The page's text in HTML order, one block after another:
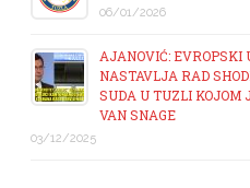
06/01/2026
AJANOVIĆ: EVROPSKI
NASTAVLJA RAD
SUDA U TUZLI KOJOM
VAN SNAGE
03/12/2025